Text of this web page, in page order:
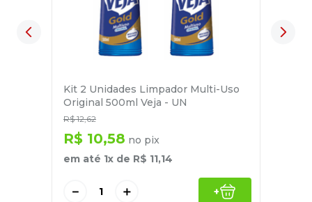
Kit 2 Unidades Limpador Multi-Uso
Original 500ml Veja - UN
R$ 12,62
R$ 10,58 no pix
em até 1x de R$ 11,14
＋
－ +